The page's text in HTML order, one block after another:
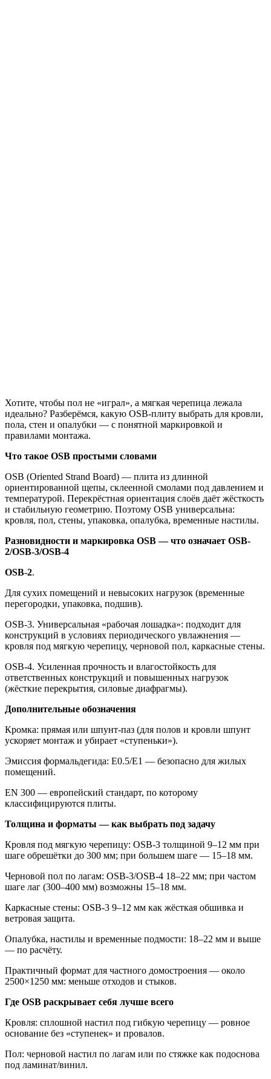
Хотите, чтобы пол не «играл», а мягкая черепица лежала
идеально? Разберёмся, какую OSB-плиту выбрать для кровли,
пола, стен и опалубки — с понятной маркировкой и
правилами монтажа.
Что такое OSB простыми словами
OSB (Oriented Strand Board) — плита из длинной
ориентированной щепы, склеенной смолами под давлением и
температурой. Перекрёстная ориентация слоёв даёт жёсткость
и стабильную геометрию. Поэтому OSB универсальна:
кровля, пол, стены, упаковка, опалубка, временные настилы.
Разновидности и маркировка OSB — что означает OSB-
2/OSB-3/OSB-4
OSB-2.
Для сухих помещений и невысоких нагрузок (временные
перегородки, упаковка, подшив).
OSB-3. Универсальная «рабочая лошадка»: подходит для
конструкций в условиях периодического увлажнения —
кровля под мягкую черепицу, черновой пол, каркасные стены.
OSB-4. Усиленная прочность и влагостойкость для
ответственных конструкций и повышенных нагрузок
(жёсткие перекрытия, силовые диафрагмы).
Дополнительные обозначения
Кромка: прямая или шпунт-паз (для полов и кровли шпунт
ускоряет монтаж и убирает «ступеньки»).
Эмиссия формальдегида: E0.5/E1 — безопасно для жилых
помещений.
EN 300 — европейский стандарт, по которому
классифицируются плиты.
Толщина и форматы — как выбрать под задачу
Кровля под мягкую черепицу: OSB-3 толщиной 9–12 мм при
шаге обрешётки до 300 мм; при большем шаге — 15–18 мм.
Черновой пол по лагам: OSB-3/OSB-4 18–22 мм; при частом
шаге лаг (300–400 мм) возможны 15–18 мм.
Каркасные стены: OSB-3 9–12 мм как жёсткая обшивка и
ветровая защита.
Опалубка, настилы и временные подмости: 18–22 мм и выше
— по расчёту.
Практичный формат для частного домостроения — около
2500×1250 мм: меньше отходов и стыков.
Где OSB раскрывает себя лучше всего
Кровля: сплошной настил под гибкую черепицу — ровное
основание без «ступенек» и провалов.
Пол: черновой настил по лагам или по стяжке как подоснова
под ламинат/винил.